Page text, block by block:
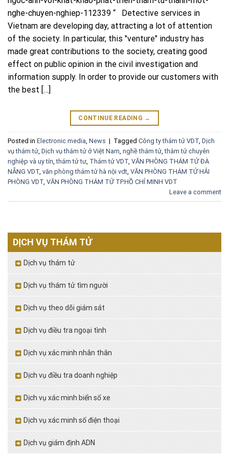
nghe-chuyen-nghiep-112339 “ Detective services in
Vietnam are developing day, attracting a lot of attention
of the society. In particular, this "venture" industry has
made great contributions to the society, creating good
effect on public opinion in the civil investigation and
information supply. In order to provide our customers with
the best […]
CONTINUE READING →
Posted in Electronic media News | Tagged Công ty thám tử VDT Dịch
vụ thám tử Dịch vụ thám tử ở Việt Nam nghề thám tử ,thám tử chuyên
nghiệp và uy tín ,thám tử tư Thám tử VDT VĂN PHÒNG THÁM TỬ ĐÀ
NẴNG VDT văn phòng thám tử hà nội vdt VĂN PHÒNG THÁM TỬ HẢI
PHÒNG VDT VĂN PHÒNG THÁM TỬ TP.HỒ CHÍ MINH VDT
Leave a comment
DỊCH VỤ THÁM TỬ
Dịch vụ thám tử
Dịch vụ thám tử tìm người
Dịch vụ theo dõi giám sát
Dịch vụ điều tra ngoại tình
Dịch vụ xác minh nhân thân
Dịch vụ điều tra doanh nghiệp
Dịch vụ xác minh biển số xe
Dịch vụ xác minh số điện thoại
Dịch vụ giám định ADN